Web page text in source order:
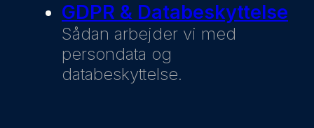
GDPR & Databeskyttelse
Sådan arbejder vi med
persondata og
databeskyttelse.